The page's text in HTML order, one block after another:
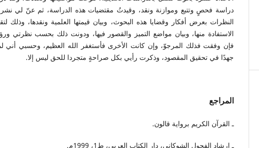
دراسة فحصٍ وتتبع وموازنة ونقد، وقيدتُ مقتضيات هذه الدراسة، ثم عنّ لي
النظرات بعرض أفكار وقضايا هذه البحوث، وبيان قيمتها العلمية ونقدها، وذلك
الاستفادة منها، وبيان مواضع التميز والقصور فيها، ودونت ذلك بحسب نظرتي
فإن وفقت فذلك المرجوّ، وإن كانت الأخرى فأستغفر الله العظيم، وحسبي أني
جهدًا في تحقيق المقصود، وذكرت رأيي بكل صراحةٍ متجردا للحق ليس إلا.
المراجع
ـ القرآن الكريم برواية قالون.
ـ إرشاد الفحول الشوكاني، دار الكتاب العربي، ط1، 1999م.